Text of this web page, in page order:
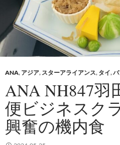
ANA, アジア, スターアライアンス, タイ,
ANA NH847
便ビジネスク
興奮の機内食